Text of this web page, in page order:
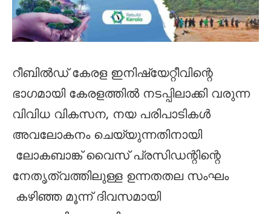
റീബില്‍ഡ് കേരള ഇനിഷ്യേറ്റീവിന്റെ
ഭാഗമായി കേരളത്തില്‍ നടപ്പിലാക്കി വരുന്ന
വിവിധ വികസന, നയ പരിപാടികൾ
അവലോകനം ചെയ്യുന്നതിനായി
ലോകബാങ്ക് വൈസ് പ്രസി‍ഡന്റിന്റെ
നേതൃത്വത്തിലുള്ള ഉന്നതതല സംഘം
കഴിഞ്ഞ മൂന്ന് ദിവസമായി